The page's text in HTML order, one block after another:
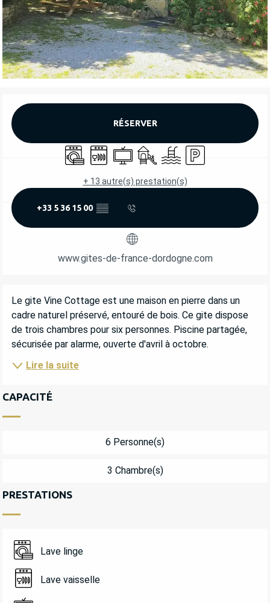
OUVERTURE ET COORDONNÉES
RÉSERVER
Lave lingeLave vaisselle
TélévisionJeux pour enfants / Espace
PiscineParking
+ 13 autre(s) prestation(s)
+33 5 36 15 00 ▒▒
www.gites-de-france-dordogne.com
DESCRIPTION
Le gite Vine Cottage est une maison en pierre dans un
cadre naturel préservé, entouré de bois. Ce gite dispose
de trois chambres pour six personnes. Piscine partagée,
sécurisée par alarme, ouverte d'avril à octobre.
Lire la suite
CAPACITÉ
6 Personne(s)
3 Chambre(s)
PRESTATIONS
Lave linge
Lave vaisselle